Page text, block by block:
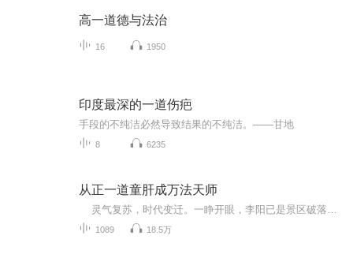
高一道德与法治
16 1950
印度最深的一道伤疤
手段的不纯洁必然导致结果的不纯洁。——甘地
8 6235
从正一道童肝成万法天师
1089 18.5万